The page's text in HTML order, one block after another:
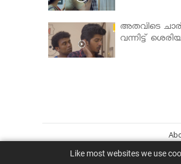
അതവിടെ
വന്നിട്ട്
Like most websites we use